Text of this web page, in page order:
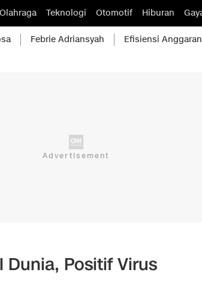
Olahraga Teknologi Otomotif Hiburan
Febrie Adriansyah Efisiensi Anggaran
Dunia, Positif Virus